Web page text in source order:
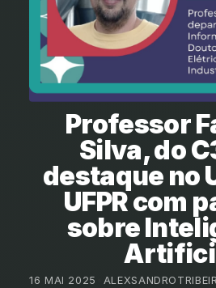
Professor
Silva, do
destaque no
UFPR com
sobre
16 MAI 2025